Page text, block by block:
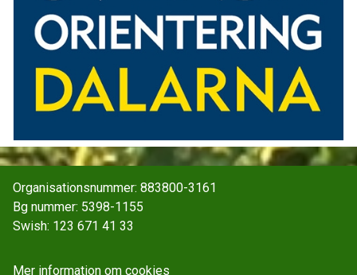
Organisationsnummer: 883800-3161
Bg nummer: 5398-1155
Swish: 123 671 41 33
Mer information om cookies